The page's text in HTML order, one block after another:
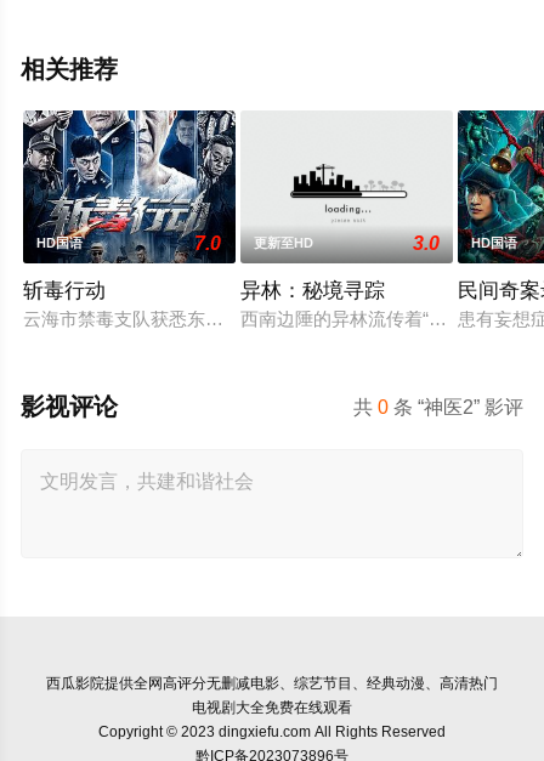
相关推荐
HD国语 7.0
斩毒行动
云海市禁毒支队获悉东南亚毒王廖爷将携600余公斤毒品来云交
更新至HD 3.0
异林：秘境寻踪
西南边陲的异林流传着“山神之眼”的
HD国语
民间奇
患有妄想
共0 条 “神医2” 影评
影视评论
西瓜影院提供全网高评分无删减电影、综艺节目、经典动漫、高清热门
电视剧大全免费在线观看
Copyright © 2023 dingxiefu.com All Rights Reserved
黔ICP备2023073896号